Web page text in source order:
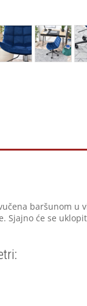
baršunom u
Sjajno će se